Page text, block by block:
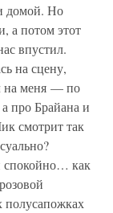
домой. Но
а потом этот
впустил.
на сцену,
на меня — по
про Брайана и
смотрит так
спокойно… как